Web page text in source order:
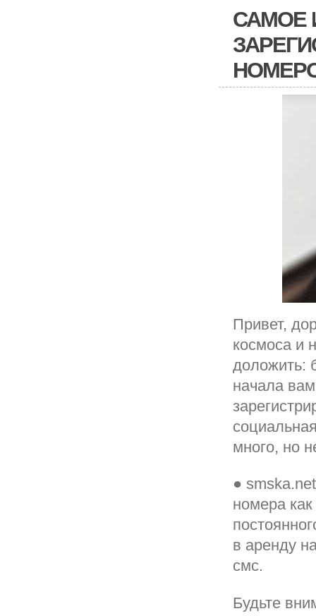
САМОЕ
Привет,
космоса и
доложить:
начала
много, но
●
номера
в аренду
смс.
Будьте